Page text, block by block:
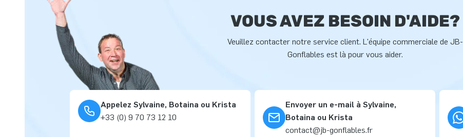
VOUS AVEZ BESOIN D'AIDE?
Veuillez contacter notre service client. L'équipe commerciale de JB-
Gonflables est là pour vous aider.
Appelez Sylvaine, Botaina ou Krista
+33 (0) 9 70 73 12 10
Envoyer un e-mail à Sylvaine,
Botaina ou Krista
contact@jb-gonflables.fr